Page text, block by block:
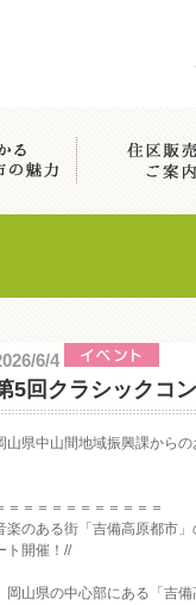
6/4
5回クラシックコ
山県中山間地域振興課からの
＝＝＝＝＝＝＝＝＝＝＝
楽のある街「吉備高原都市
ト開催！//
山県の中心部にある「吉備